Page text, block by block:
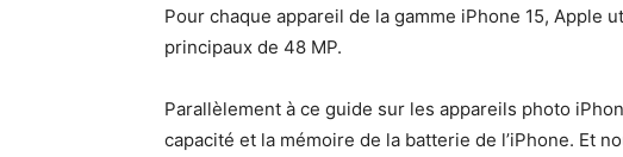
Pour chaque appareil de la gamme iPhone 15, Apple
principaux de 48 MP.
Parallèlement à ce guide sur les appareils photo
capacité et la mémoire de la batterie de l’iPhone. Et